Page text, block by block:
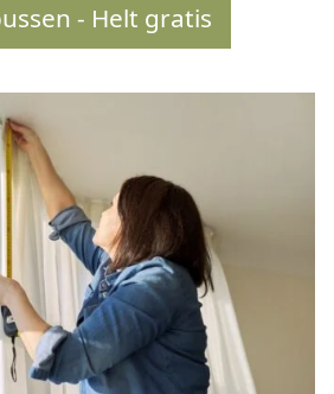
- Helt gratis